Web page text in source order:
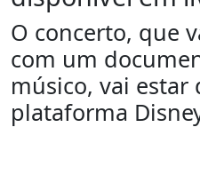
O concerto, que
com um
músico, vai estar
plataforma